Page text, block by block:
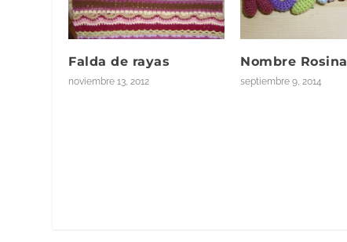
n
a
u
v
a
)
Falda de rayas
noviembre 13, 2012
Nombre Rosina
septiembre 9, 2014